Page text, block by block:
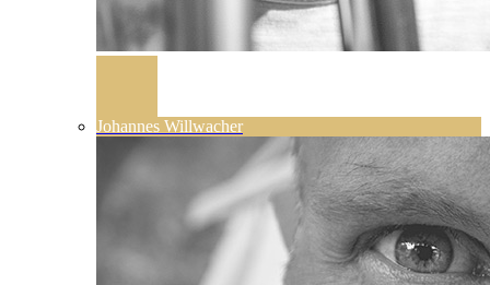
Johannes Willwacher